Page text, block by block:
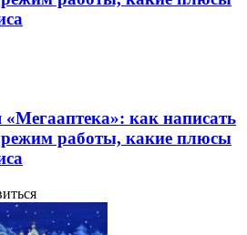
как написать
работы, какие плюсы